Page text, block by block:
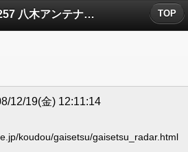
No.5257 八木アンテナについたコメント TOP
12/19(金) 12:11:14
koudou/gaisetsu/gaisetsu_radar.html